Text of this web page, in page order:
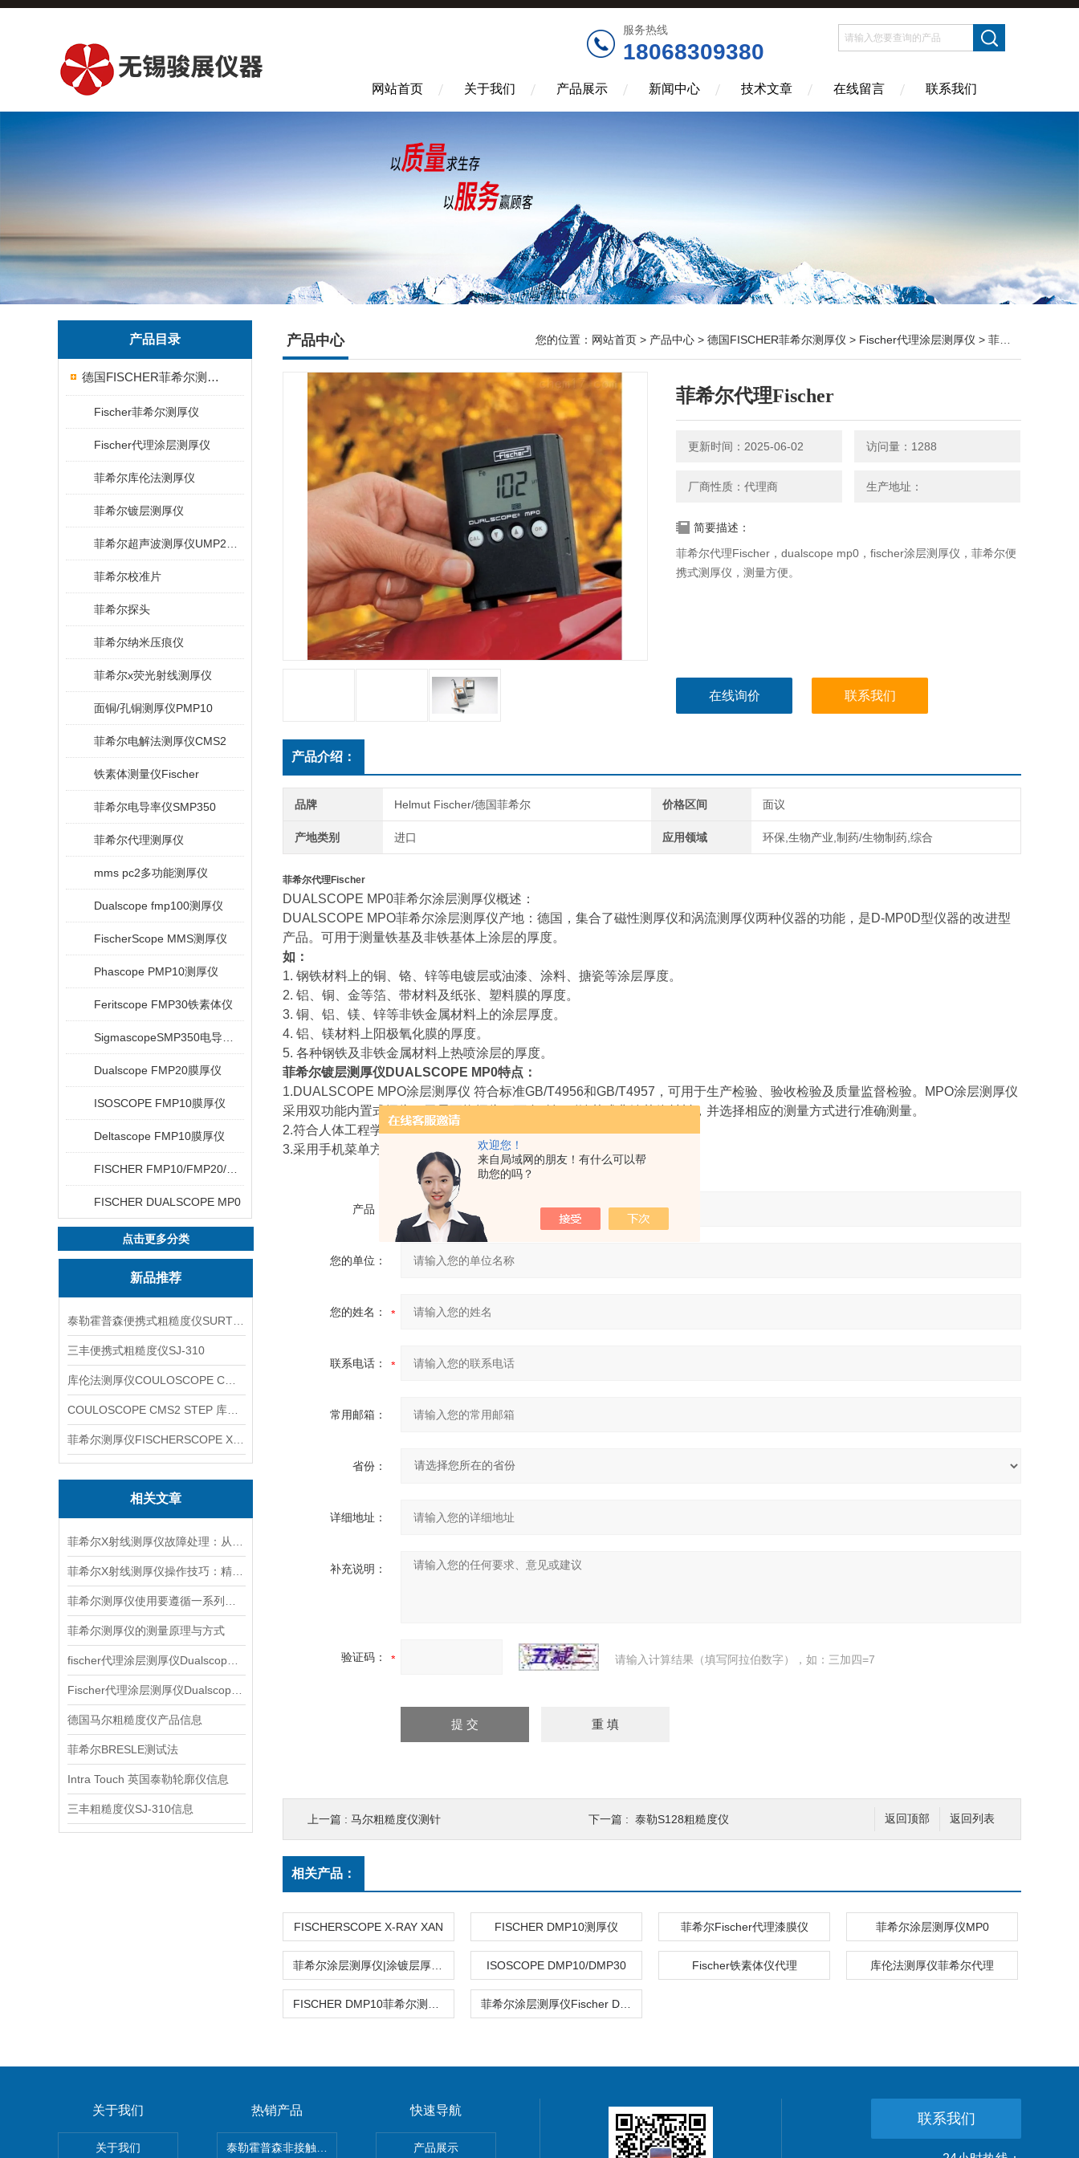
欢迎您！
来自局域网的朋友！有什么可以帮
助您的吗？
服务热线
18068309380
网站首页 关于我们 产品展示 新闻中心 技术文章 在线留言 联系我们
产品目录
德国FISCHER菲希尔测厚仪
Fischer菲希尔测厚仪
Fischer代理涂层测厚仪
菲希尔库伦法测厚仪
菲希尔镀层测厚仪
菲希尔校准片
菲希尔探头
菲希尔纳米压痕仪
菲希尔x荧光射线测厚仪
面铜/孔铜测厚仪PMP10
菲希尔电解法测厚仪CMS2
铁素体测量仪Fischer
菲希尔电导率仪SMP350
菲希尔代理测厚仪
mms pc2多功能测厚仪
Dualscope fmp100测厚仪
FischerScope MMS测厚仪
Phascope PMP10测厚仪
Feritscope FMP30铁素体仪
Dualscope FMP20膜厚仪
ISOSCOPE FMP10膜厚仪
Deltascope FMP10膜厚仪
FISCHER DUALSCOPE MP0
点击更多分类
新品推荐
三丰便携式粗糙度仪SJ-310
相关文章
菲希尔测厚仪的测量原理与方式
德国马尔粗糙度仪产品信息
菲希尔BRESLE测试法
Intra Touch 英国泰勒轮廓仪信息
三丰粗糙度仪SJ-310信息
产品中心 您的位置： 网站首页 > 产品中心 > 德国FISCHER菲希尔测厚仪 > Fischer代理涂层测厚仪 > 菲希尔代理Fischer
菲希尔代理Fischer
更新时间：2025-06-02 访问量：1288
厂商性质：代理商 生产地址：
简要描述：
菲希尔代理Fischer，dualscope mp0，fischer涂层测厚仪，菲希尔便
携式测厚仪，测量方便。
在线询价 联系我们
产品介绍：
品牌 Helmut Fischer/德国菲希尔 价格区间 面议
产地类别 进口 应用领域 环保,生物产业,制药/生物制药,综合
菲希尔代理Fischer
DUALSCOPE MP0菲希尔涂层测厚仪概述：
DUALSCOPE MPO菲希尔涂层测厚仪产地：德国，集合了磁性测厚仪和涡流测厚仪两种仪器的功能，是D-MP0D型仪器的改进型
产品。可用于测量铁基及非铁基体上涂层的厚度。
如：
1. 钢铁材料上的铜、铬、锌等电镀层或油漆、涂料、搪瓷等涂层厚度。
2. 铝、铜、金等箔、带材料及纸张、塑料膜的厚度。
3. 铜、铝、镁、锌等非铁金属材料上的涂层厚度。
4. 铝、镁材料上阳极氧化膜的厚度。
5. 各种钢铁及非铁金属材料上热喷涂层的厚度。
菲希尔镀层测厚仪DUALSCOPE MP0特点：
1.DUALSCOPE MPO涂层测厚仪 符合标准GB/T4956和GB/T4957，可用于生产检验、验收检验及质量监督检验。MPO涂层测厚仪
采用双功能内置式探头，无需更换探头，可自动识别铁基或非铁基体材料，并选择相应的测量方式进行准确测量。
2.符合人体工程学设计的双显示屏结构，方便读取测量数据。
3.采用手机菜单方式快速选择功能。
产品：
您的单位：
您的姓名：
联系电话：
常用邮箱：
省份：
详细地址：
补充说明：
验证码： 请输入计算结果（填写阿拉伯数字），如：三加四=7
返回列表
返回顶部
上一篇 : 马尔粗糙度仪测针 下一篇 : 泰勒S128粗糙度仪
相关产品：
FISCHERSCOPE X-RAY XAN FISCHER DMP10测厚仪 菲希尔Fischer代理漆膜仪 菲希尔涂层测厚仪MP0
ISOSCOPE DMP10/DMP30 Fischer铁素体仪代理 库伦法测厚仪菲希尔代理
关于我们
关于我们
热销产品
泰勒霍普森非接触式轮廓仪LUPHOScan 850 HD
快速导航
产品展示
联系我们